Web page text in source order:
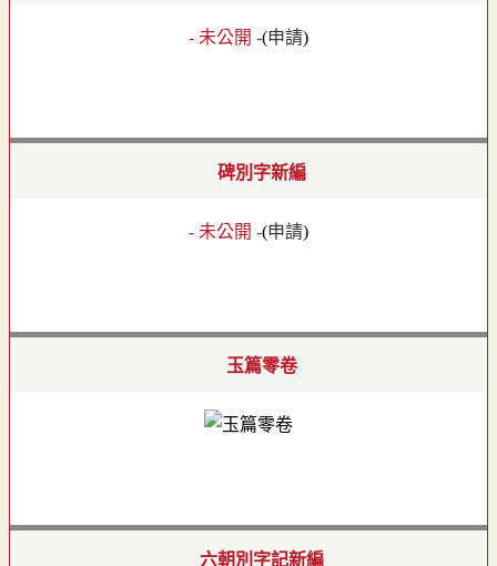
- 未公開 -(申請)
碑別字新編
- 未公開 -(申請)
玉篇零卷
六朝別字記新編